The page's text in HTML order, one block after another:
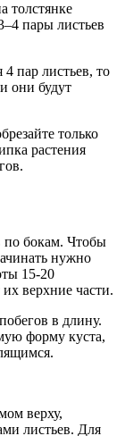
толстянке
пары листьев
пар листьев, то
они будут
только
растения
по бокам. Чтобы
нужно
15-20
верхние части.
в длину.
форму куста,
верху,
листьев. Для